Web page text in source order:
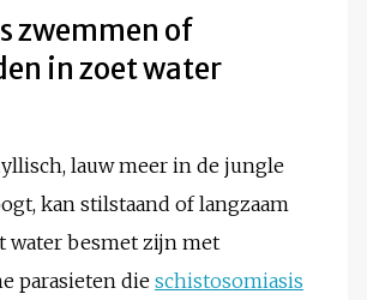
zwemmen of
in zoet water
lauw meer in de jungle
kan stilstaand of langzaam
water besmet zijn met
parasieten die schistosomiasis